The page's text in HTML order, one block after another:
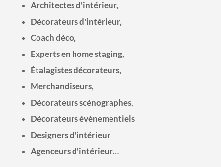
Architectes d'intérieur,
Décorateurs d'intérieur,
Coach déco,
Experts en home staging,
Étalagistes décorateurs,
Merchandiseurs,
Décorateurs scénographes,
Décorateurs évènementiels
Designers d'intérieur
Agenceurs d'intérieur…